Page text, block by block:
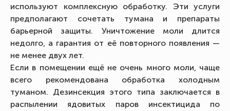
используют комплексную обработку. Эти услуги
предполагают сочетать тумана и препараты
барьерной защиты. Уничтожение моли длится
недолго, а гарантия от её повторного появления —
не менее двух лет.
Если в помещении ещё не очень много моли, чаще
всего рекомендована обработка холодным
туманом. Дезинсекция этого типа заключается в
распылении ядовитых паров инсектицида по